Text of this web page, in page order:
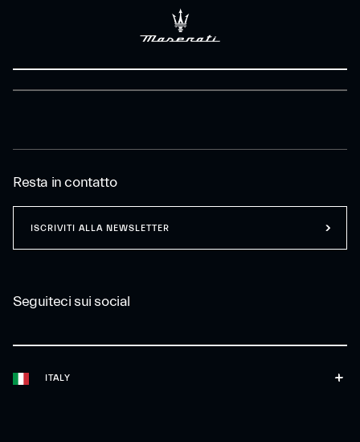
ITALY
Seguiteci sui social
Resta in contatto
ISCRIVITI ALLA NEWSLETTER